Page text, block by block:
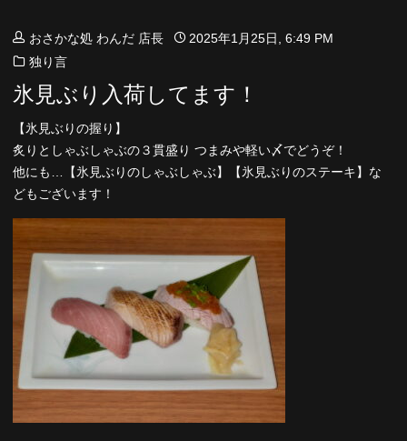
おさかな処 わんだ 店長
2025年1月25日, 6:49 PM
独り言
氷見ぶり入荷してます！
【氷見ぶりの握り】
炙りとしゃぶしゃぶの３貫盛り つまみや軽い〆でどうぞ！
他にも…【氷見ぶりのしゃぶしゃぶ】【氷見ぶりのステーキ】な
どもございます！